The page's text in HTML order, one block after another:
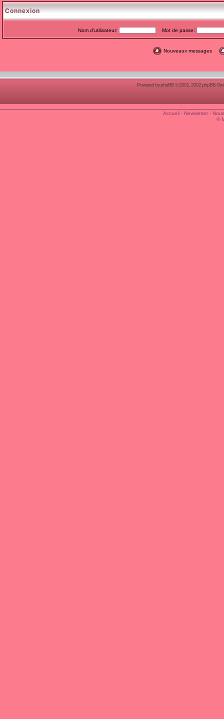
Connexion
Nom d'utilisateur: Mot de passe:
Nouveaux messages
Powered byphpBB© 2001, 2002 phpBB
Accueil- Newsletter-
©